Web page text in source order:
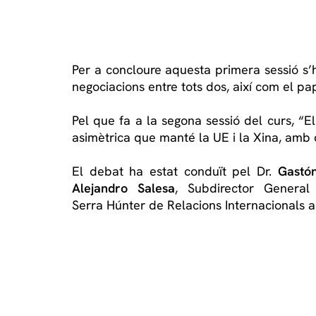
Per a concloure aquesta primera sessió
negociacions entre tots dos, així com el
Pel que fa a la segona sessió del curs,
asimètrica que manté la UE i la Xina,
El debat ha estat conduït pel Dr.
Alejandro Salesa, Subdirector
Serra Húnter de Relacions Internacionals